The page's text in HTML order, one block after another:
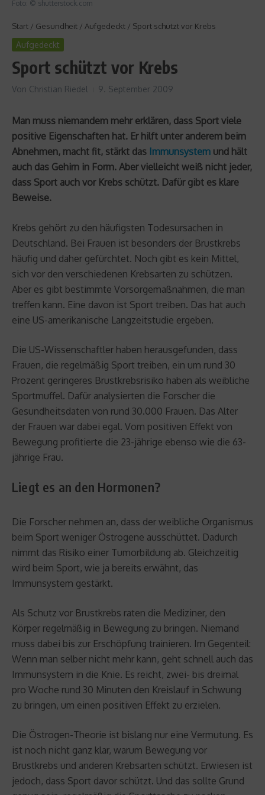
Foto: © shutterstock.com
Start / Gesundheit / Aufgedeckt / Sport schützt vor Krebs
Aufgedeckt
Sport schützt vor Krebs
Von Christian Riedel 9. September 2009
Man muss niemandem mehr erklären, dass Sport viele
positive Eigenschaften hat. Er hilft unter anderem beim
Abnehmen, macht fit, stärkt das Immunsystem und hält
auch das Gehirn in Form. Aber vielleicht weiß nicht jeder,
dass Sport auch vor Krebs schützt. Dafür gibt es klare
Beweise.
Krebs gehört zu den häufigsten Todesursachen in
Deutschland. Bei Frauen ist besonders der Brustkrebs
häufig und daher gefürchtet. Noch gibt es kein Mittel,
sich vor den verschiedenen Krebsarten zu schützen.
Aber es gibt bestimmte Vorsorgemaßnahmen, die man
treffen kann. Eine davon ist Sport treiben. Das hat auch
eine US-amerikanische Langzeitstudie ergeben.
Die US-Wissenschaftler haben herausgefunden, dass
Frauen, die regelmäßig Sport treiben, ein um rund 30
Prozent geringeres Brustkrebsrisiko haben als weibliche
Sportmuffel. Dafür analysierten die Forscher die
Gesundheitsdaten von rund 30.000 Frauen. Das Alter
der Frauen war dabei egal. Vom positiven Effekt von
Bewegung profitierte die 23-jährige ebenso wie die 63-
jährige Frau.
Liegt es an den Hormonen?
Die Forscher nehmen an, dass der weibliche Organismus
beim Sport weniger Östrogene ausschüttet. Dadurch
nimmt das Risiko einer Tumorbildung ab. Gleichzeitig
wird beim Sport, wie ja bereits erwähnt, das
Immunsystem gestärkt.
Als Schutz vor Brustkrebs raten die Mediziner, den
Körper regelmäßig in Bewegung zu bringen. Niemand
muss dabei bis zur Erschöpfung trainieren. Im Gegenteil:
Wenn man selber nicht mehr kann, geht schnell auch das
Immunsystem in die Knie. Es reicht, zwei- bis dreimal
pro Woche rund 30 Minuten den Kreislauf in Schwung
zu bringen, um einen positiven Effekt zu erzielen.
Die Östrogen-Theorie ist bislang nur eine Vermutung. Es
ist noch nicht ganz klar, warum Bewegung vor
Brustkrebs und anderen Krebsarten schützt. Erwiesen ist
jedoch, dass Sport davor schützt. Und das sollte Grund